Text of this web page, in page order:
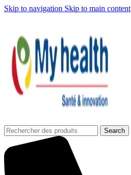
Skip to navigation Skip to main content
Search